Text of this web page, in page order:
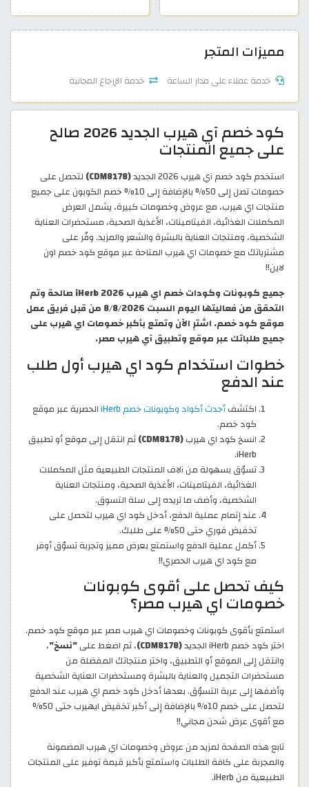
مميزات المتجر
خدمة عملاء على مدار الساعة خدمة الإرجاع المجانية
كود خصم آي هيرب الجديد 2026 صالح
على جميع المنتجات
استخدم كود خصم آي هيرب 2026 الجديد (CDM8178)
لتحصل على
خصومات تصل إلى 50% بالإضافة إلى 10% خصم الكوبون على جميع
منتجات اي هيرب، مع عروض وخصومات كبيرة، يشمل العرض
المكملات الغذائية، الفيتامينات، الأغذية الصحية، مستحضرات العناية
الشخصية، ومنتجات العناية بالبشرة والشعر والمزيد. وفّر على
مشترياتك مع خصومات اي هيرب المتاحة عبر موقع كود خصم اون
لاين!!
جميع كوبونات وكودات خصم اي هيرب iHerb 2026 صالحة وتم
التحقق من فعاليتها اليوم السبت 8/8/2026 من قبل فريق عمل
موقع كود خصم. اشترِ الآن وتمتع بأكبر خصومات اي هيرب على
جميع طلباتك عبر موقع وتطبيق آي هيرب مصر.
خطوات استخدام كود اي هيرب أول طلب
عند الدفع
اكتشفأحدث أكواد وكوبونات خصم iHerb
الحصرية عبر موقع
كود خصم.
انسخ كود اي هيرب(CDM8178)
ثم انتقل إلى موقع أو تطبيق
iHerb.
تسوّق بسهولة من آلاف المنتجات الطبيعية مثل المكملات
الغذائية، الفيتامينات، الأغذية الصحية، ومنتجات العناية
الشخصية، وأضف ما تريده إلى سلة التسوق.
عند إتمام عملية الدفع، أدخل كود اي هيرب لتحصل على
تخفيض فوري حتى 50% على طلبك.
أكمل عملية الدفع واستمتع بعرض مميز وتجربة تسوّق أوفر
مع كود اي هيرب الحصري!!
كيف تحصل على أقوى كوبونات
خصومات اي هيرب مصر؟
استمتع بأقوى كوبونات وخصومات اي هيرب مصر عبر موقع كود خصم.
اختر كود خصم iHerb الجديد
(CDM8178) ، ثم اضغط على"نسخ"،
وانتقل إلى الموقع أو التطبيق، واختر منتجاتك المفضلة من
مستحضرات التجميل والعناية بالبشرة ومستحضرات العناية الشخصية
وأضفها إلى عربة التسوّق. بعدها أدخل كود خصم اي هيرب عند الدفع
لتحصل على خصم 10% بالإضافة إلى أكبر تخفيض ايهيرب حتى 50%
مع أقوى عرض شحن مجاني!!
تابع هذه الصفحة لمزيد من عروض وخصومات اي هيرب المضمونة
والمجربة على كافة الطلبات واستمتع بأكبر قيمة توفير على المنتجات
الطبيعية من iHerb.